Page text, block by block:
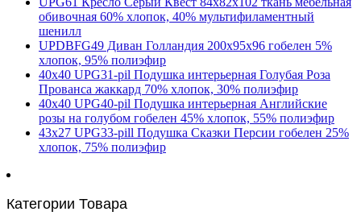
обивочная 60% хлопок, 40% мультифиламентный
шенилл
UPDBFG49 Диван Голландия 200х95х96 гобелен 5%
хлопок, 95% полиэфир
40х40 UPG31-pil Подушка интерьерная Голубая Роза
Прованса жаккард 70% хлопок, 30% полиэфир
40х40 UPG40-pil Подушка интерьерная Английские
розы на голубом гобелен 45% хлопок, 55% полиэфир
43х27 UPG33-pill Подушка Сказки Персии гобелен 25%
хлопок, 75% полиэфир
Категории Товара